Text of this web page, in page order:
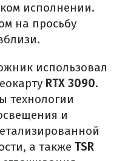
исполнении.
на просьбу
использовал
RTX 3090.
технологии
и
а также TSR